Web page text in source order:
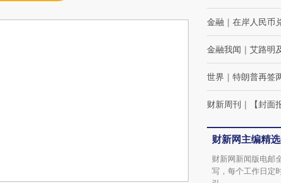
金融 ｜ 在岸人民币
金融我闻 ｜ 艾路明
世界 ｜ 特朗普再签
财新周刊 ｜ 【封
财新网主编精
财新网新闻版电邮
写，每个工作日定